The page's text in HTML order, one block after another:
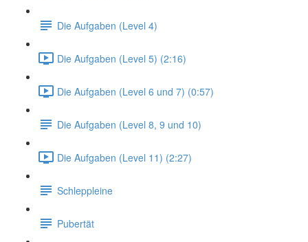
Die Aufgaben (Level 4)
Die Aufgaben (Level 5) (2:16)
Die Aufgaben (Level 6 und 7) (0:57)
Die Aufgaben (Level 8, 9 und 10)
Die Aufgaben (Level 11) (2:27)
Schleppleine
Pubertät